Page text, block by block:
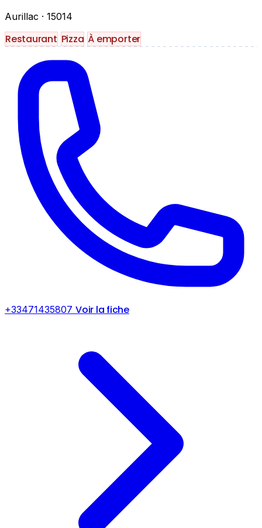
Aurillac · 15014
Restaurant Pizza À emporter
+33471435807 Voir la fiche